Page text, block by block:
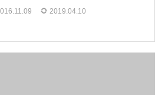
2019.04.10